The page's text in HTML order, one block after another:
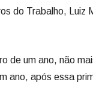
do Trabalho, Luiz
de um ano, não
ano, após essa